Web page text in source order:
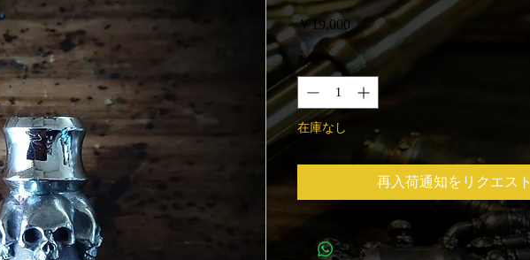
￥19,000価
数量 *
在庫なし
再入荷通知をリクエスト